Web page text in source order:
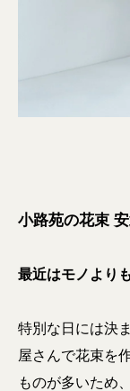
小路苑の花束
最近はモノより
特別な日には決
屋さんで花束を
ものが多いため